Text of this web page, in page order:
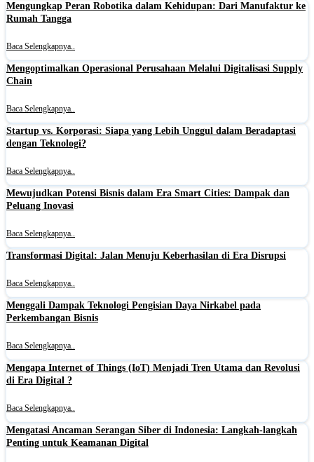
Mengungkap Peran Robotika dalam Kehidupan: Dari Manufaktur ke
Rumah Tangga
Baca Selengkapnya..
Mengoptimalkan Operasional Perusahaan Melalui Digitalisasi Supply
Chain
Baca Selengkapnya..
Startup vs. Korporasi: Siapa yang Lebih Unggul dalam Beradaptasi
dengan Teknologi?
Baca Selengkapnya..
Mewujudkan Potensi Bisnis dalam Era Smart Cities: Dampak dan
Peluang Inovasi
Baca Selengkapnya..
Transformasi Digital: Jalan Menuju Keberhasilan di Era Disrupsi
Baca Selengkapnya..
Menggali Dampak Teknologi Pengisian Daya Nirkabel pada
Perkembangan Bisnis
Baca Selengkapnya..
Mengapa Internet of Things (IoT) Menjadi Tren Utama dan Revolusi
di Era Digital ?
Baca Selengkapnya..
Mengatasi Ancaman Serangan Siber di Indonesia: Langkah-langkah
Penting untuk Keamanan Digital